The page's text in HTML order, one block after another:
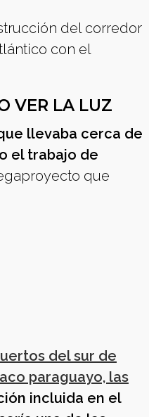
del corredor
con el
VER LA LUZ
llevaba cerca de
el trabajo de
que
del sur de
paraguayo, las
incluida en el